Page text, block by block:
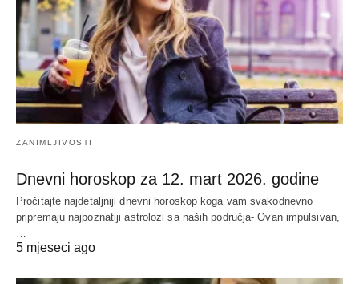
ZANIMLJIVOSTI
Dnevni horoskop za 12. mart 2026. godine
Pročitajte najdetaljniji dnevni horoskop koga vam svakodnevno
pripremaju najpoznatiji astrolozi sa naših područja- Ovan impulsivan,
…
5 mjeseci ago